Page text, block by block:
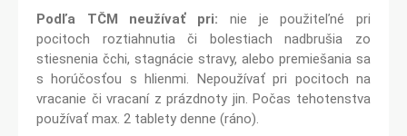
Podľa TČM neužívať pri: nie je použiteľné pri
pocitoch roztiahnutia či bolestiach nadbrušia zo
stiesnenia čchi, stagnácie stravy, alebo premiešania sa
s horúčosťou s hlienmi. Nepoužívať pri pocitoch na
vracanie či vracaní z prázdnoty jin. Počas tehotenstva
používať max. 2 tablety denne (ráno).